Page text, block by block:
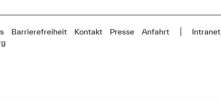
Barrierefreiheit Kontakt Presse Anfahrt Intranet